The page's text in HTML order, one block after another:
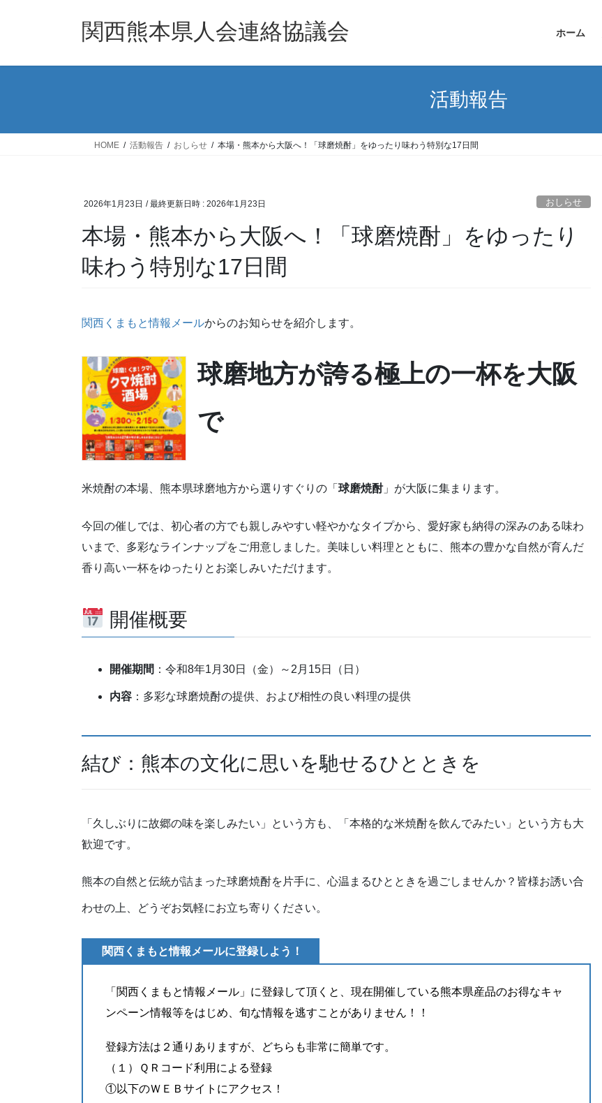
関西熊本県人会連絡協議会 ホーム
活動報告
HOME 活動報告 おしらせ 本場・熊本から大阪へ！「球磨焼酎」をゆったり味わう特別な17日間
2026年1月23日 / 最終更新日時 : 2026年1月23日 おしらせ
本場・熊本から大阪へ！「球磨焼酎」をゆったり
味わう特別な17日間
関西くまもと情報メールからのお知らせを紹介します。
球磨地方が誇る極上の一杯を大阪
で
米焼酎の本場、熊本県球磨地方から選りすぐりの「 球磨焼酎」が大阪に集まります。
今回の催しでは、初心者の方でも親しみやすい軽やかなタイプから、愛好家も納得の深みのある味わ
いまで、多彩なラインナップをご用意しました。美味しい料理とともに、熊本の豊かな自然が育んだ
香り高い一杯をゆったりとお楽しみいただけます。
開催概要
開催期間 ：令和8年1月30日（金）～2月15日（日）
内容 ：多彩な球磨焼酎の提供、および相性の良い料理の提供
結び：熊本の文化に思いを馳せるひとときを
「久しぶりに故郷の味を楽しみたい」という方も、「本格的な米焼酎を飲んでみたい」という方も大
歓迎です。
熊本の自然と伝統が詰まった球磨焼酎を片手に、心温まるひとときを過ごしませんか？皆様お誘い合
わせの上、どうぞお気軽にお立ち寄りください。
関西くまもと情報メールに登録しよう！
「関西くまもと情報メール」に登録して頂くと、現在開催している熊本県産品のお得なキャ
ンペーン情報等をはじめ、旬な情報を逃すことがありません！！
登録方法は２通りありますが、どちらも非常に簡単です。
（１）ＱＲコード利用による登録
①以下のＷＥＢサイトにアクセス！